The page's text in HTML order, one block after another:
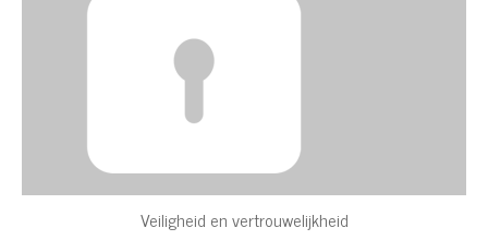
Veiligheid en vertrouwelijkheid